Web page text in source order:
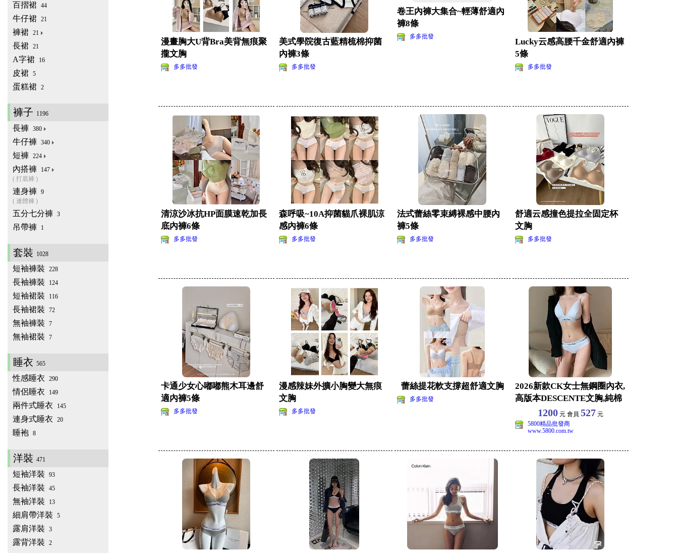
百摺裙 44
牛仔裙 21
褲裙 21
長裙 21
A字裙 16
皮裙 5
蛋糕裙 2
褲子 1196
長褲 380
牛仔褲 340
短褲 224
內搭褲
147
( 打底褲 )
連身褲 9
( 連體褲 )
五分七分褲 3
吊帶褲 1
套裝 1028
短袖褲裝 228
長袖褲裝 124
短袖裙裝 116
長袖裙裝 72
無袖褲裝 7
無袖裙裝 7
睡衣 565
性感睡衣 290
情侶睡衣 149
兩件式睡衣 145
連身式睡衣 20
睡袍 8
洋裝 471
短袖洋裝 93
長袖洋裝 45
無袖洋裝 13
細肩帶洋裝 5
露肩洋裝 3
露背洋裝 2
漫畫胸大U背Bra美背無痕聚
攏文胸
多多批發
美式學院復古藍精梳棉抑菌
內褲3條
多多批發
卷王內褲大集合~輕薄舒適內
褲8條
多多批發
Lucky云感高腰千金舒適內褲
5條
多多批發
清涼沙冰抗HP面膜速乾加長
底內褲6條
多多批發
森呼吸~10A抑菌貓爪裸肌涼
感內褲6條
多多批發
法式蕾絲零束縛裸感中腰內
褲5條
多多批發
舒適云感撞色提拉全固定杯
文胸
多多批發
卡通少女心嘟嘟熊木耳邊舒
適內褲5條
多多批發
漫感辣妹外擴小胸變大無痕
文胸
多多批發
蕾絲提花軟支撐超舒適文胸
多多批發
2026新款CK女士無鋼圈內衣,
高版本DESCENTE文胸,純棉
1200元 會員 527 元
5800精品批發商
www.5800.com.tw